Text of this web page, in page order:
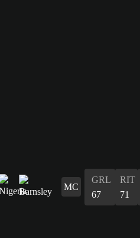
MC
GRL
67
RIT
71